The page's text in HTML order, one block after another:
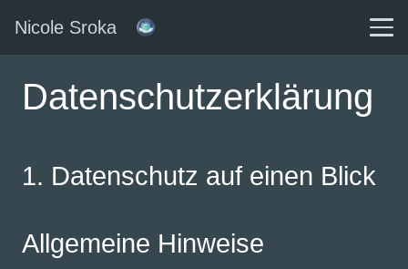
Nicole Sroka
Datenschutzerklärung
1. Datenschutz auf einen Blick
Allgemeine Hinweise